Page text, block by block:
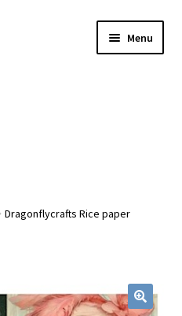
Menu
Dragonflycrafts Rice paper